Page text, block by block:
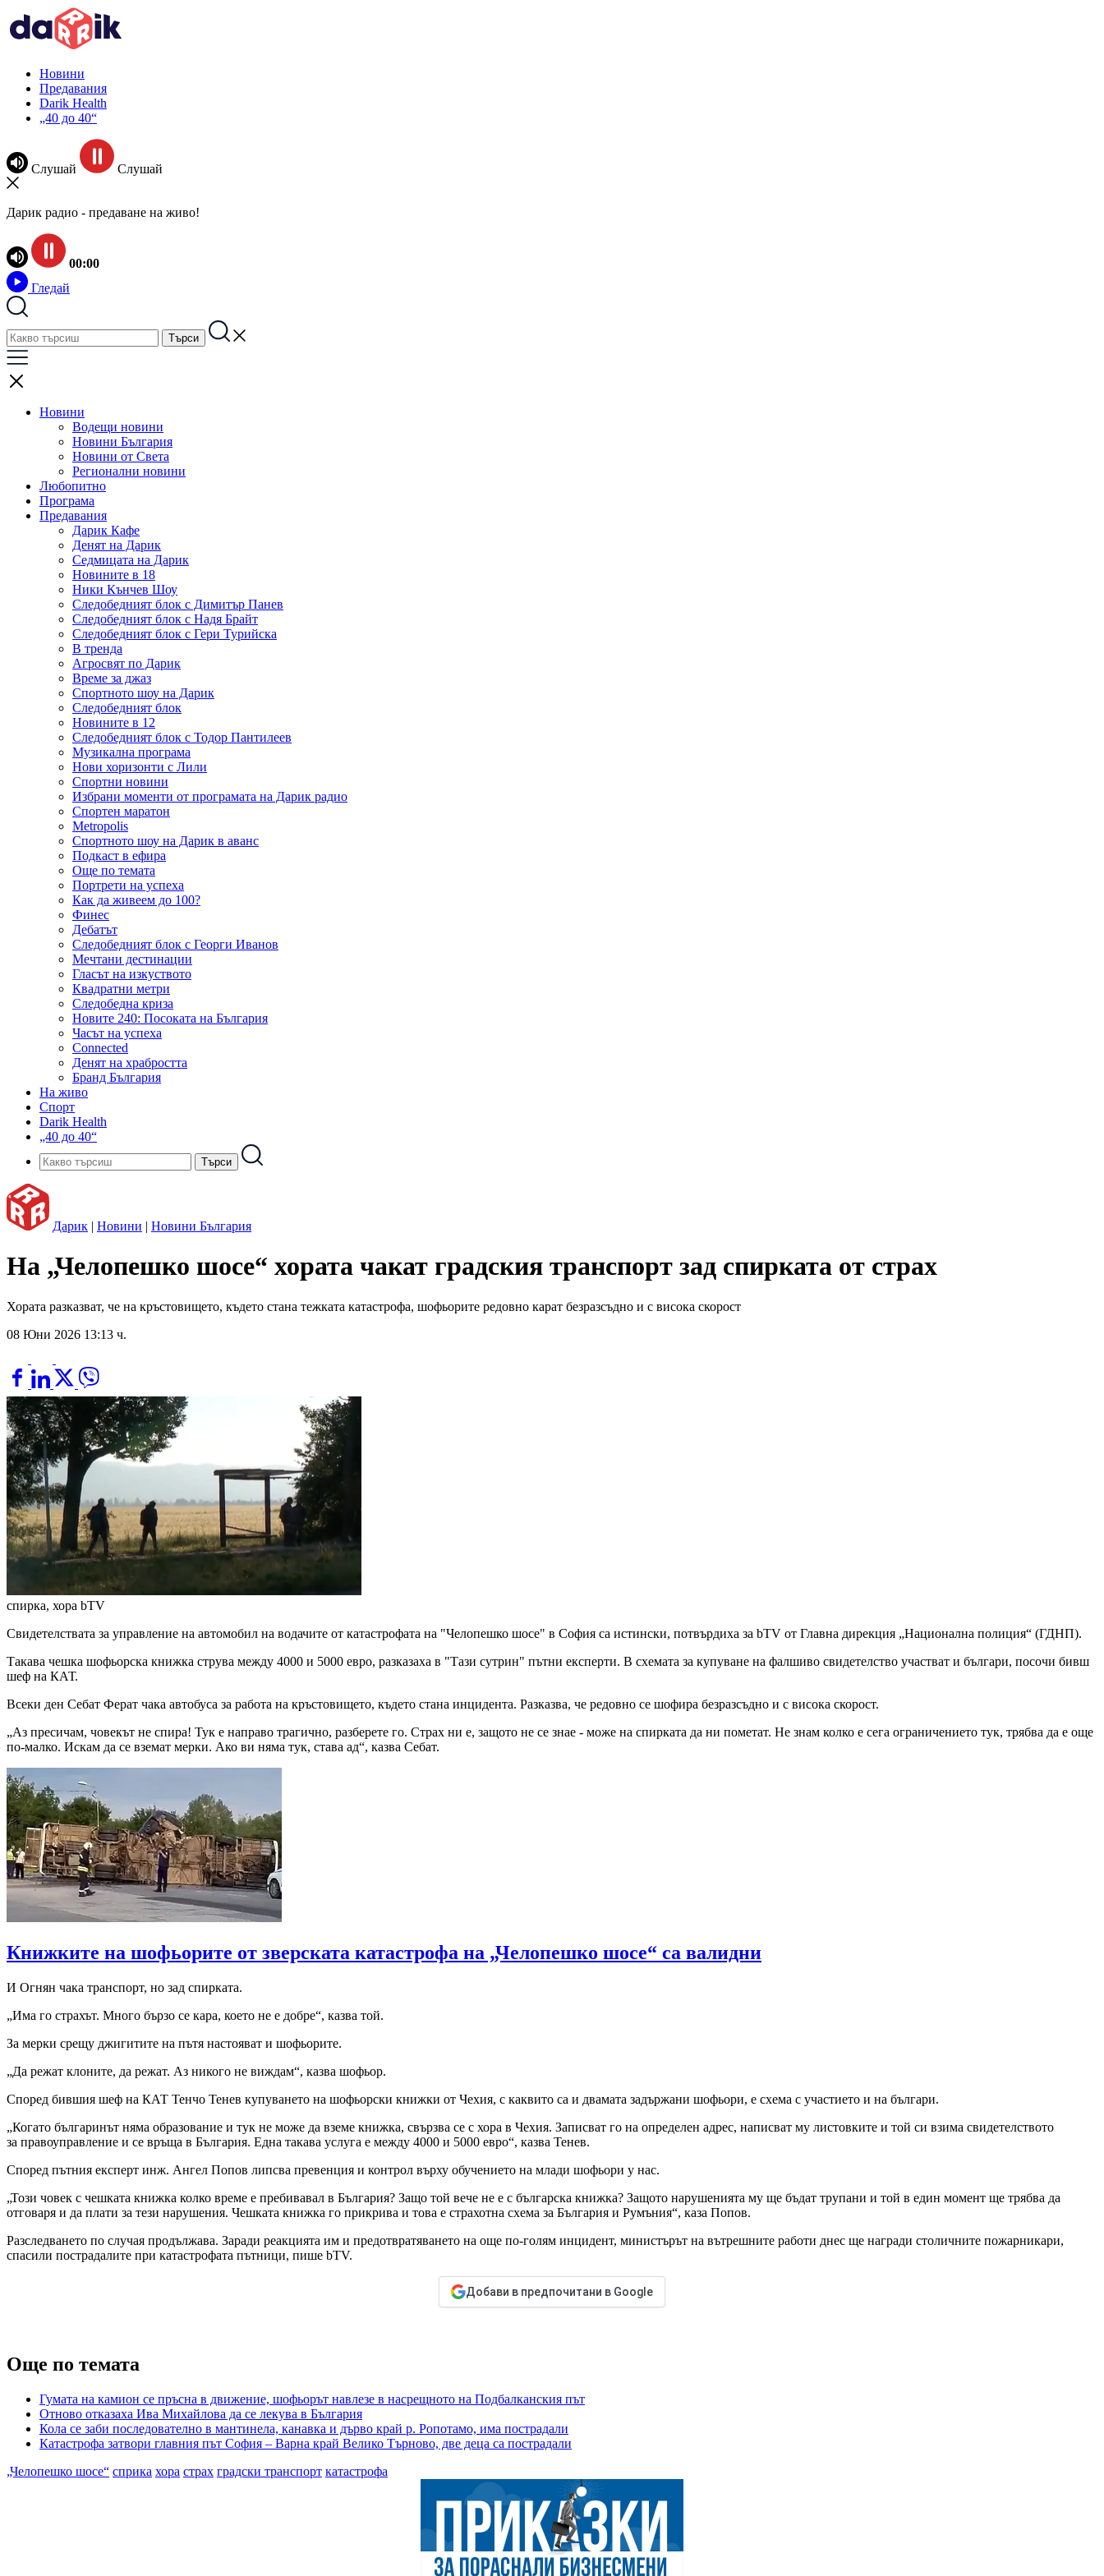
Новини
Предавания
Darik Health
„40 до 40“
Слушай Слушай
Дарик радио - предаване на живо!
00:00
Гледай
Новини
Водещи новини
Новини България
Новини от Света
Регионални новини
Любопитно
Програма
Предавания
Дарик Кафе
Денят на Дарик
Седмицата на Дарик
Новините в 18
Ники Кънчев Шоу
Следобедният блок с Димитър Панев
Следобедният блок с Надя Брайт
Следобедният блок с Гери Турийска
В тренда
Агросвят по Дарик
Време за джаз
Спортното шоу на Дарик
Следобедният блок
Новините в 12
Следобедният блок с Тодор Пантилеев
Музикална програма
Нови хоризонти с Лили
Спортни новини
Избрани моменти от програмата на Дарик радио
Спортен маратон
Metropolis
Спортното шоу на Дарик в аванс
Подкаст в ефира
Още по темата
Портрети на успеха
Как да живеем до 100?
Финес
Дебатът
Следобедният блок с Георги Иванов
Мечтани дестинации
Гласът на изкуството
Квадратни метри
Следобедна криза
Новите 240: Посоката на България
Часът на успеха
Connected
Денят на храбростта
Бранд България
На живо
Спорт
Darik Health
„40 до 40“
Дарик | Новини | Новини България
На „Челопешко шосе“ хората чакат градския транспорт зад спирката от страх
Хората разказват, че на кръстовището, където стана тежката катастрофа, шофьорите редовно карат безразсъдно и с висока скорост
08 Юни 2026 13:13 ч.
спирка, хора bTV
Свидетелствата за управление на автомобил на водачите от катастрофата на "Челопешко шосе" в София са истински, потвърдиха за bTV от Главна дирекция „Национална полиция“ (ГДНП).
Такава чешка шофьорска книжка струва между 4000 и 5000 евро, разказаха в "Тази сутрин" пътни експерти. В схемата за купуване на фалшиво свидетелство участват и българи, посочи бивш
шеф на КАТ.
Всеки ден Себат Ферат чака автобуса за работа на кръстовището, където стана инцидента. Разказва, че редовно се шофира безразсъдно и с висока скорост.
„Аз пресичам, човекът не спира! Тук е направо трагично, разберете го. Страх ни е, защото не се знае - може на спирката да ни пометат. Не знам колко е сега ограничението тук, трябва да е още
по-малко. Искам да се вземат мерки. Ако ви няма тук, става ад“, казва Себат.
Книжките на шофьорите от зверската катастрофа на „Челопешко шосе“ са валидни
И Огнян чака транспорт, но зад спирката.
„Има го страхът. Много бързо се кара, което не е добре“, казва той.
За мерки срещу джигитите на пътя настояват и шофьорите.
„Да режат клоните, да режат. Аз никого не виждам“, казва шофьор.
Според бившия шеф на КАТ Тенчо Тенев купуването на шофьорски книжки от Чехия, с каквито са и двамата задържани шофьори, е схема с участието и на българи.
„Когато българинът няма образование и тук не може да вземе книжка, свързва се с хора в Чехия. Записват го на определен адрес, написват му листовките и той си взима свидетелството
за правоуправление и се връща в България. Една такава услуга е между 4000 и 5000 евро“, казва Тенев.
Според пътния експерт инж. Ангел Попов липсва превенция и контрол върху обучението на млади шофьори у нас.
„Този човек с чешката книжка колко време е пребивавал в България? Защо той вече не е с българска книжка? Защото нарушенията му ще бъдат трупани и той в един момент ще трябва да
отговаря и да плати за тези нарушения. Чешката книжка го прикрива и това е страхотна схема за България и Румъния“, каза Попов.
Разследването по случая продължава. Заради реакцията им и предотвратяването на още по-голям инцидент, министърът на вътрешните работи днес ще награди столичните пожарникари,
спасили пострадалите при катастрофата пътници, пише bTV.
Добави в предпочитани в Google
Още по темата
Гумата на камион се пръсна в движение, шофьорът навлезе в насрещното на Подбалканския път
Отново отказаха Ива Михайлова да се лекува в България
Кола се заби последователно в мантинела, канавка и дърво край р. Ропотамо, има пострадали
Катастрофа затвори главния път София – Варна край Велико Търново, две деца са пострадали
„Челопешко шосе“ сприка хора страх градски транспорт катастрофа